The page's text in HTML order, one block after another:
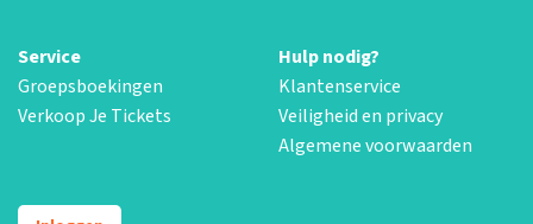
Service
Groepsboekingen
Verkoop Je Tickets
Hulp nodig?
Klantenservice
Veiligheid en privacy
Algemene voorwaarden